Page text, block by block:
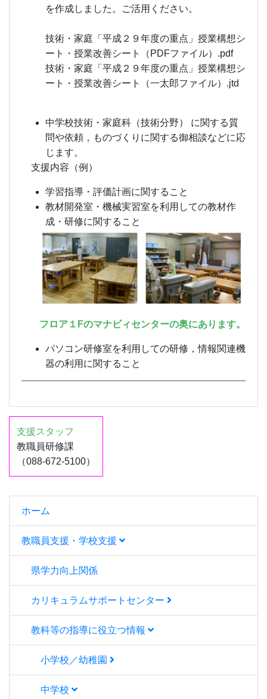
ホーム
教職員支援・学校支援
県学力向上関係
カリキュラムサポートセンター
教科等の指導に役立つ情報
小学校／幼稚園
中学校
を作成しました。ご活用ください。
技術・家庭「平成２９年度の重点」授業構想シ
ート・授業改善シート（PDFファイル）.pdf
技術・家庭「平成２９年度の重点」授業構想シ
ート・授業改善シート（一太郎ファイル）.jtd
中学校技術・家庭科（技術分野） に関する質
問や依頼，ものづくりに関する御相談などに応
じます。
支援内容（例）
学習指導・評価計画に関すること
教材開発室・機械実習室を利用しての教材作
成・研修に関すること
フロア１Fのマナビィセンターの奥にあります。
パソコン研修室を利用しての研修，情報関連機
器の利用に関すること
支援スタッフ
教職員研修課
（088-672-5100）